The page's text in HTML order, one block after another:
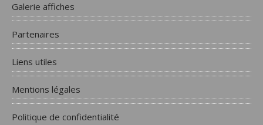
Galerie affiches
Partenaires
Liens utiles
Mentions légales
Politique de confidentialité